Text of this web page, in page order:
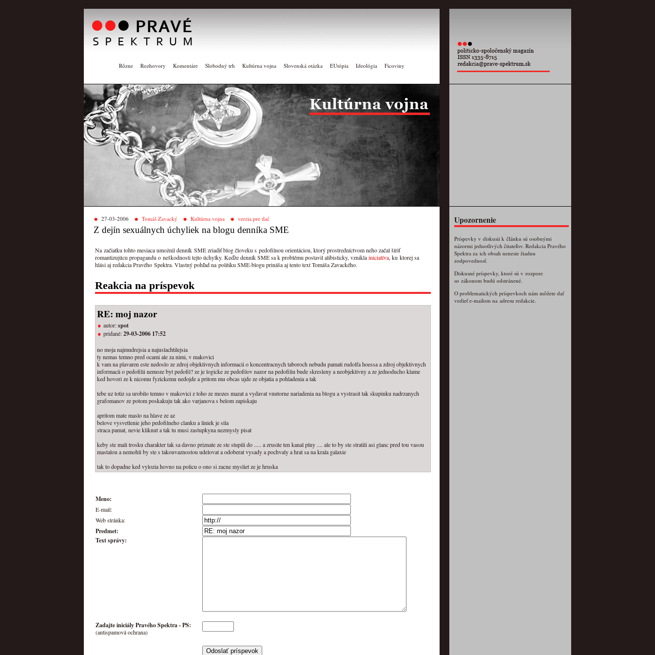
Rôzne Rozhovory Komentáre Slobodný trh Kultúrna vojna Slovenská otázka EUtópia Ideológia Ficoviny
27-03-2006 Tomáš Zavacký Kultúrna vojna verzia pre tlač
Z dejín sexuálnych úchyliek na blogu denníka SME
Na začiatku tohto mesiaca umožnil denník SME zriadiť blog človeku s pedofilnou orientáciou, ktorý prostredníctvom neho začal šíriť
romantizujúcu propagandu o neškodnosti tejto úchylky. Keďže denník SME sa k problému postavil alibisticky, vzniklainiciatíva, ku ktorej sa
hlási aj redakcia Pravého Spektra. Vlastný pohľad na politiku SME-blogu prináša aj tento text Tomáša Zavackého.
Reakcia na príspevok
RE: moj nazor
autor:spot
pridané:29-03-2006 17:52
no moja najmudrejsia a najuslachtilejsia
ty nemas temno pred ocami ale za nimi, v makovici
k vam na plavaren este nedoslo ze zdroj objektivnych informacii o koncentracnych taboroch nebudu pamati rudolfa hoessa a zdroj objektivnych
informacii o pedofilii nemoze byt pedofil? ze je logicke ze pedofilov nazor na pedofiliu bude skresleny a neobjektivny a ze jednoducho klame
ked hovori ze k nicomu fyzickemu nedojde a pritom mu obcas ujde ze objatia a pohladenia a tak
tebe uz totiz sa urobilo temno v makovici z toho ze mozes mazat a vydavat vnutorne nariadenia na blogu a vystrasit tak skupinku nadrzanych
grafomanov ze potom poskakuju tak ako varjanova s belom zapiskaju
apritom mate maslo na hlave ze az
belove vysvetlenie jeho pedofilneho clanku a liniek je sila
straca pamat, nevie kliknut a tak tu musi zastupkyna nezmysly pisat
keby ste mali trosku charakter tak sa davno priznate ze ste stupili do ..... a zrusite ten kanal plny .... ale to by ste stratili asi glanc pred tou vasou
mastalou a nemohli by ste s takouvaznostou udelovat a odoberat vysady a pochvaly a hrat sa na krala galaxie
tak to dopadne ked vylozia hovno na policu o ono si zacne mysliet ze je hruska
Meno:
E-mail:
Web stránka:
Predmet:
Text správy:
Zadajte iniciály Pravého Spektra -PS:
(antispamová ochrana)
Upozornenie
Príspevky v diskusii k článku sú osobnými
názormi jednotlivých čitateľov. Redakcia Pravého
Spektra za ich obsah nenesie žiadnu
zodpovednosť.
Diskusné príspevky, ktoré sú v rozpore
so zákonom budú odstránené.
O problematických príspevkoch nám môžete dať
vedieť e-mailom na adresu redakcie.